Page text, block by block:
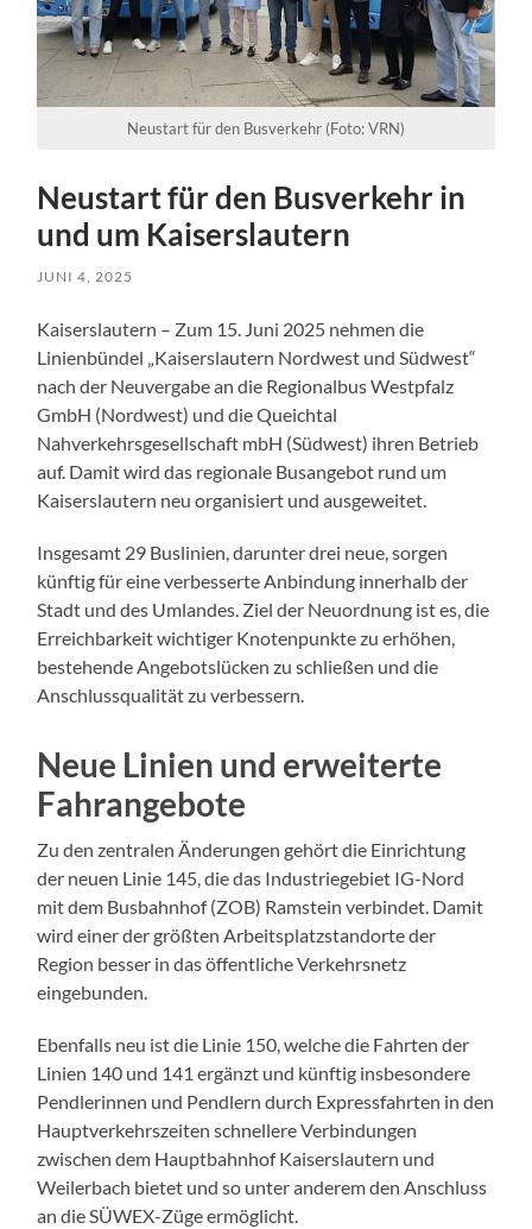
Neustart für den Busverkehr (Foto: VRN)
Neustart für den Busverkehr in
und um Kaiserslautern
JUNI 4, 2025
Kaiserslautern – Zum 15. Juni 2025 nehmen die
Linienbündel „Kaiserslautern Nordwest und Südwest“
nach der Neuvergabe an die Regionalbus Westpfalz
GmbH (Nordwest) und die Queichtal
Nahverkehrsgesellschaft mbH (Südwest) ihren Betrieb
auf. Damit wird das regionale Busangebot rund um
Kaiserslautern neu organisiert und ausgeweitet.
Insgesamt 29 Buslinien, darunter drei neue, sorgen
künftig für eine verbesserte Anbindung innerhalb der
Stadt und des Umlandes. Ziel der Neuordnung ist es, die
Erreichbarkeit wichtiger Knotenpunkte zu erhöhen,
bestehende Angebotslücken zu schließen und die
Anschlussqualität zu verbessern.
Neue Linien und erweiterte
Fahrangebote
Zu den zentralen Änderungen gehört die Einrichtung
der neuen Linie 145, die das Industriegebiet IG-Nord
mit dem Busbahnhof (ZOB) Ramstein verbindet. Damit
wird einer der größten Arbeitsplatzstandorte der
Region besser in das öffentliche Verkehrsnetz
eingebunden.
Ebenfalls neu ist die Linie 150, welche die Fahrten der
Linien 140 und 141 ergänzt und künftig insbesondere
Pendlerinnen und Pendlern durch Expressfahrten in den
Hauptverkehrszeiten schnellere Verbindungen
zwischen dem Hauptbahnhof Kaiserslautern und
Weilerbach bietet und so unter anderem den Anschluss
an die SÜWEX-Züge ermöglicht.